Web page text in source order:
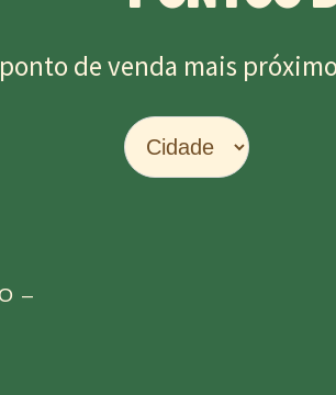
de venda mais
–